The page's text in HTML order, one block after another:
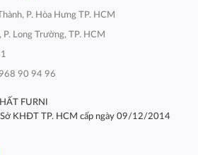
P. Hòa Hưng TP. HCM
Long Trường, TP. HCM
90 94 96
FURNI
KHĐT TP. HCM cấp ngày 09/12/2014